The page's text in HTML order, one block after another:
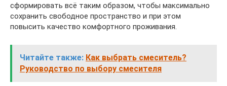
сформировать всё таким образом, чтобы максимально
сохранить свободное пространство и при этом
повысить качество комфортного проживания.
Читайте также: Как выбрать смеситель?
Руководство по выбору смесителя